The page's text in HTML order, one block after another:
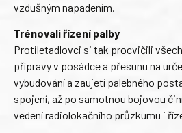
vzdušným napadením.
Trénovali řízení palby
Protiletadlovci si tak procvičili
přípravy v posádce a přesunu na
vybudování a zaujetí palebného
spojení, až po samotnou bojovou
vedení radiolokačního průzkumu i